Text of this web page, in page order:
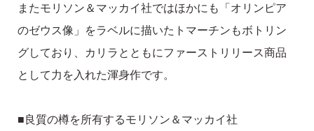
またモリソン＆マッカイ社ではほかにも「オリンピア
のゼウス像」をラベルに描いたトマーチンもボトリン
グしており、カリラとともにファーストリリース商品
として力を入れた渾身作です。
■良質の樽を所有するモリソン＆マッカイ社